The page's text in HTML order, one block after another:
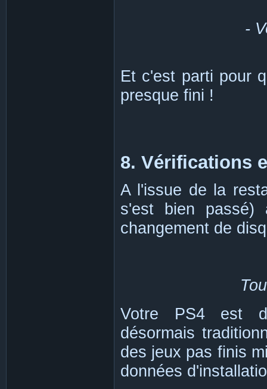
-
Et c'est parti pour
presque fini !
8. Vérifications
A l'issue de la
s'est bien
changement de
Votre PS4 est
désormais
des jeux pas finis
données